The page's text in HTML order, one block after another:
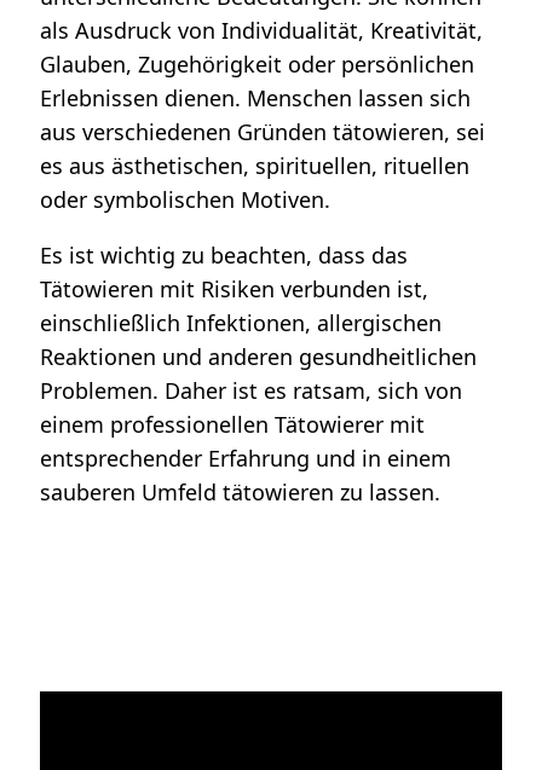
als Ausdruck von Individualität, Kreativität,
Glauben, Zugehörigkeit oder persönlichen
Erlebnissen dienen. Menschen lassen sich
aus verschiedenen Gründen tätowieren, sei
es aus ästhetischen, spirituellen, rituellen
oder symbolischen Motiven.
Es ist wichtig zu beachten, dass das
Tätowieren mit Risiken verbunden ist,
einschließlich Infektionen, allergischen
Reaktionen und anderen gesundheitlichen
Problemen. Daher ist es ratsam, sich von
einem professionellen Tätowierer mit
entsprechender Erfahrung und in einem
sauberen Umfeld tätowieren zu lassen.